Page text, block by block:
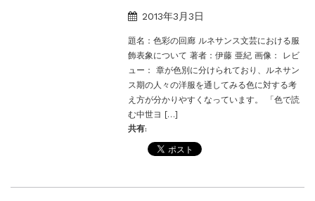
2013年3月3日
題名：色彩の回廊 ルネサンス文芸における服
飾表象について 著者：伊藤 亜紀 画像： レビ
ュー： 章が色別に分けられており、ルネサン
ス期の人々の洋服を通してみる色に対する考
え方が分かりやすくなっています。 「色で読
む中世ヨ […]
共有: